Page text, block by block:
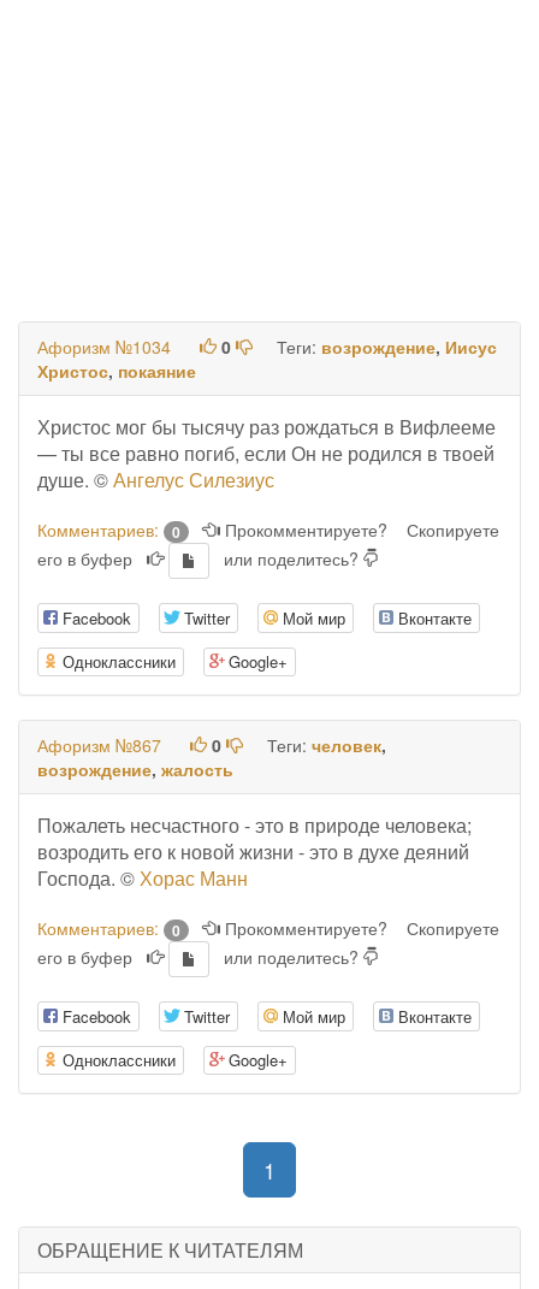
Афоризм №1034 0 Теги: возрождение, Иисус
Христос, покаяние
Христос мог бы тысячу раз рождаться в Вифлееме
— ты все равно погиб, если Он не родился в твоей
душе. ©Ангелус Силезиус
Комментариев: 0 Прокомментируете?
Скопируете
его в буфер
или поделитесь?
Facebook Twitter Мой мир
Вконтакте
Одноклассники
Google+
Афоризм №867 0 Теги: человек,
возрождение, жалость
Пожалеть несчастного - это в природе человека;
возродить его к новой жизни - это в духе деяний
Господа. ©Хорас Манн
Комментариев: 0 Прокомментируете?
Скопируете
его в буфер
или поделитесь?
Facebook Twitter Мой мир
Вконтакте
Одноклассники
Google+
1
ОБРАЩЕНИЕ К ЧИТАТЕЛЯМ